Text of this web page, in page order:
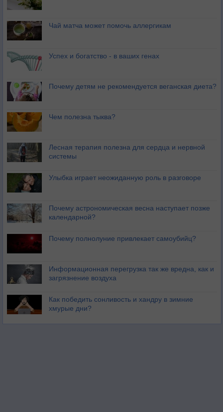
Чай матча может помочь аллергикам
Успех и богатство - в ваших генах
Почему детям не рекомендуется веганская диета?
Чем полезна тыква?
Лесная терапия полезна для сердца и нервной
системы
Улыбка играет неожиданную роль в разговоре
Почему астрономическая весна наступает позже
календарной?
Почему полнолуние привлекает самоубийц?
Информационная перегрузка так же вредна, как и
загрязнение воздуха
Как победить сонливость и хандру в зимние
хмурые дни?